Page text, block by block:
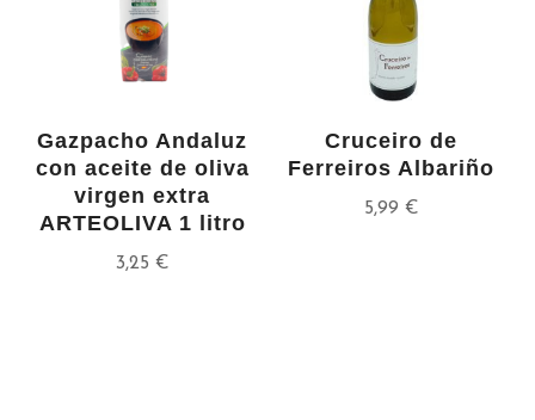
Gazpacho Andaluz
con aceite de oliva
virgen extra
ARTEOLIVA 1 litro
3,25 €
Cruceiro de
Ferreiros Albariño
5,99 €